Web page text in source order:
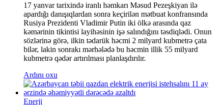
17 yanvar tarixində iranlı həmkarı Məsud Pezeşkiyan ilə
apardığı danışıqlardan sonra keçirilən mətbuat konfransında
Rusiya Prezidenti Vladimir Putin iki ölkə arasında qaz
kəmərinin tikintisi layihəsinin işə salındığını təsdiqlədi. Onun
sözlərinə görə, ilkin tədarük həcmi 2 milyard kubmetrə çata
bilər, lakin sonrakı mərhələdə bu həcmin illik 55 milyard
kubmetrə qədər artırılması planlaşdırılır.
Ardını oxu
Enerji